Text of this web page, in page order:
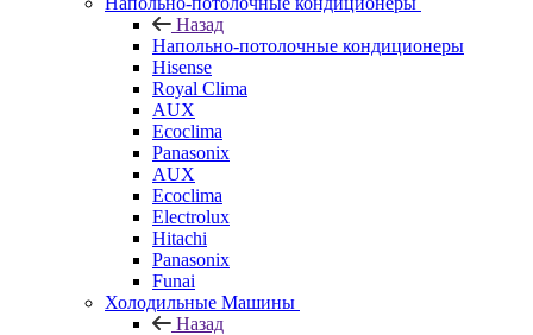
Назад
Напольно-потолочные кондиционеры
Hisense
Royal Clima
AUX
Ecoclima
Panasonix
AUX
Ecoclima
Electrolux
Hitachi
Panasonix
Funai
Холодильные Машины
Назад